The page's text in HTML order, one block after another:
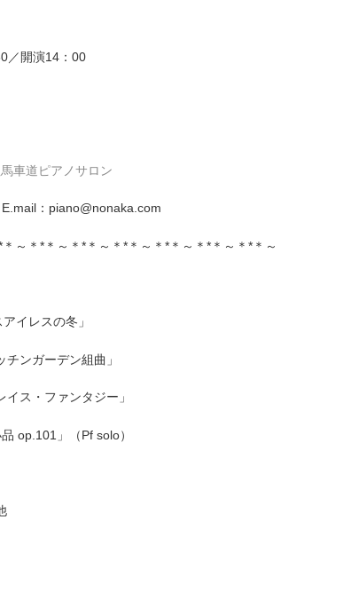
／開演14：00
車道ピアノサロン
：piano@nonaka.com
～＊*＊～＊*＊～＊*＊～＊*＊～＊*＊～＊*＊～
イレスの冬」
ンガーデン組曲」
ス・ファンタジー」
op.101」（Pf solo）